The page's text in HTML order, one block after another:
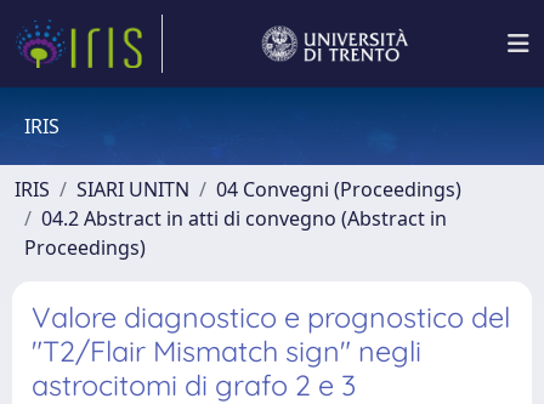
IRIS
IRIS SIARI UNITN
04 Convegni (Proceedings)
04.2 Abstract in atti di convegno (Abstract in
Proceedings)
Valore diagnostico e prognostico del
"T2/Flair Mismatch sign" negli
astrocitomi di grafo 2 e 3